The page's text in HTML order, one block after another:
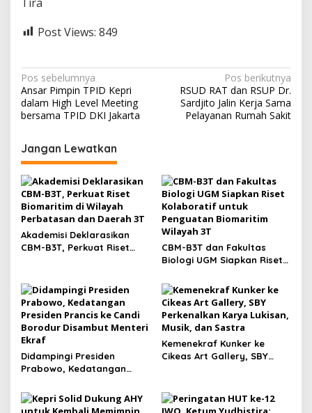
Post Views: 849
N
a
v
i
g
a
s
i
p
o
Pos sebelumnya
Ansar Pimpin TPID Kepri
dalam High Level Meeting
bersama TPID DKI Jakarta
Pos berikutnya
RSUD RAT dan RSUP Dr.
Sardjito Jalin Kerja Sama
Pelayanan Rumah Sakit
Jangan Lewatkan
Akademisi Deklarasikan
CBM-B3T, Perkuat Riset
CBM-B3T dan Fakultas
Biologi UGM Siapkan Riset
Penguatan Biomaritim
Wilayah 3T
Didampingi Presiden
Prabowo, Kedatangan
Borodur Disambut Menteri
Ekraf
Kemenekraf Kunker ke
Cikeas Art Gallery, SBY